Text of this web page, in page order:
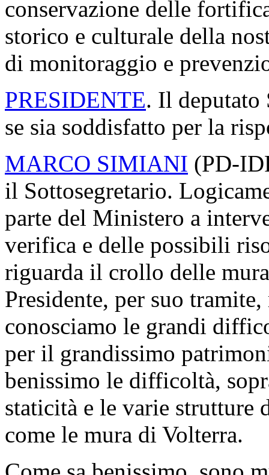
Superata la situazione di
immediatamente messe a
Ministero per la messa in
interessato il crollo del
comprendere l'entità dei
consolidamento e
corso indagini di natura
Si ribadisce, quindi,
delle soprintendenze
conservazione delle
storico e culturale della
di monitoraggio e
PRESIDENTE. Il deputato
se sia soddisfatto per la
MARCO SIMIANI(PD-